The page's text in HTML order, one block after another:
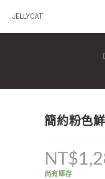
JELLYCAT
簡約粉色
NT$
尚有庫存